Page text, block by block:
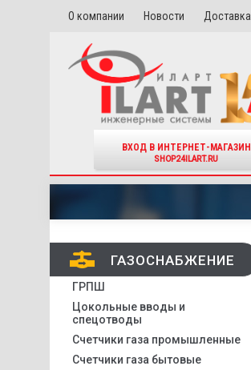
О компании Новости Доставка
ВХОД В ИНТЕРНЕТ-МАГАЗИН
SHOP24ILART.RU
ГАЗОСНАБЖЕНИЕ
ГРПШ
Цокольные вводы и
спецотводы
Счетчики газа промышленные
Счетчики газа бытовые